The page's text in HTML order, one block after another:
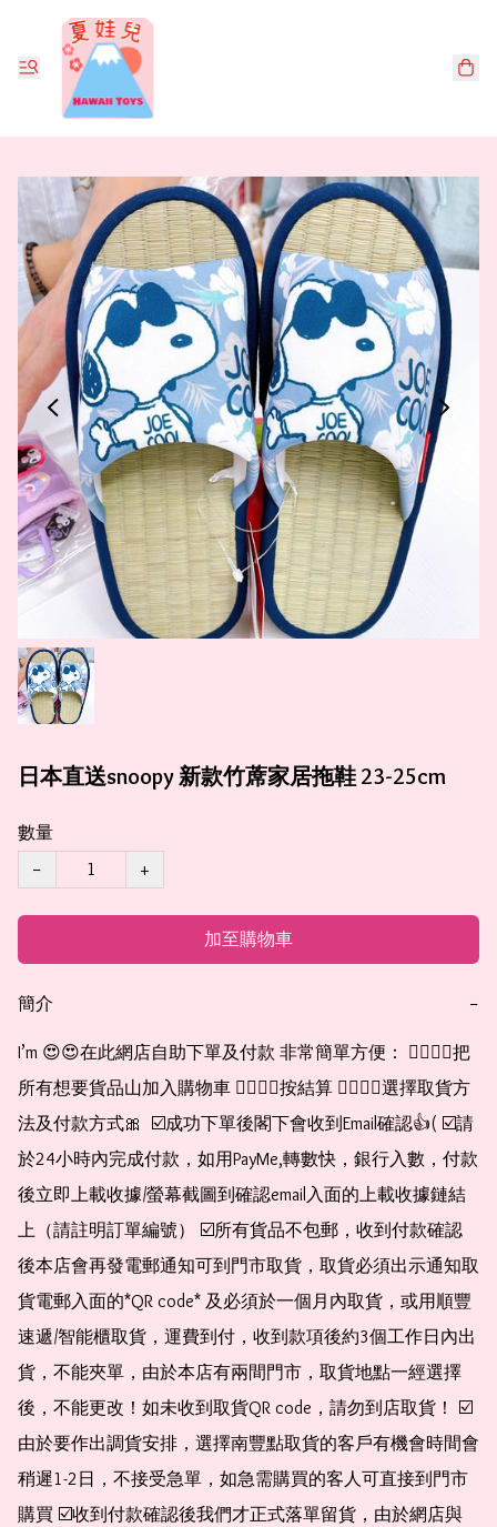
日本直送snoopy 新款竹蓆家居拖鞋 23-25cm
數量
−
+
加至購物車
簡介 −
I’m 😍😍在此網店自助下單及付款 非常簡單方便： 👉🏻👉🏻把
所有想要貨品山加入購物車 👉🏻👉🏻按結算 👉🏻👉🏻選擇取貨方
法及付款方式🎀  ☑️成功下單後閣下會收到Email確認👍( ☑️請
於24小時內完成付款，如用PayMe,轉數快，銀行入數，付款
後立即上載收據/螢幕截圖到確認email入面的上載收據鏈結
上（請註明訂單編號） ☑️所有貨品不包郵，收到付款確認
後本店會再發電郵通知可到門市取貨，取貨必須出示通知取
貨電郵入面的*QR code* 及必須於一個月內取貨，或用順豐
速遞/智能櫃取貨，運費到付，收到款項後約3個工作日內出
貨，不能夾單，由於本店有兩間門市，取貨地點一經選擇
後，不能更改！如未收到取貨QR code，請勿到店取貨！ ☑️
由於要作出調貨安排，選擇南豐點取貨的客戶有機會時間會
稍遲1-2日，不接受急單，如急需購買的客人可直接到門市
購買 ☑️收到付款確認後我們才正式落單留貨，由於網店與